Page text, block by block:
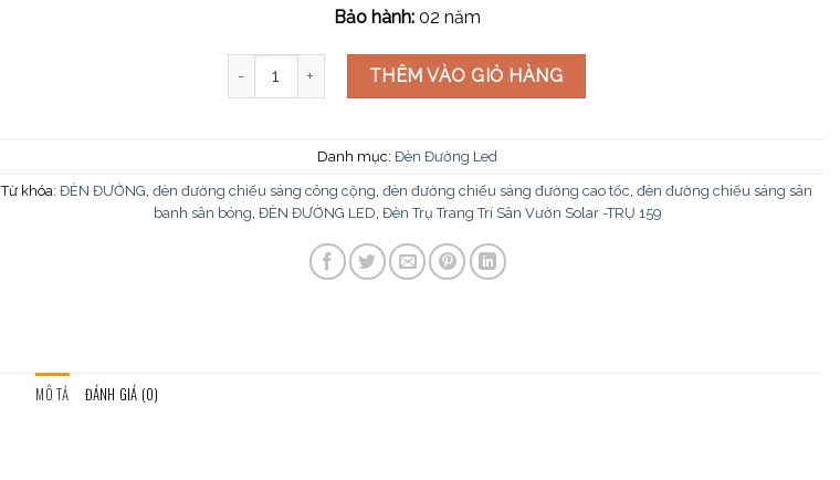
Bảo hành:02 năm
Đèn Trụ Trang Trí Sân Vườn Solar -TRỤ 159 số lượng
THÊM VÀO GIỎ HÀNG
Danh mục: Đèn Đường Led
Từ khóa: ĐÈN ĐƯỜNG đèn đường chiếu sáng công cộng đèn đường chiếu sáng đường cao tốc đèn đường chiếu sáng sân
banh sân bóng ĐÈN ĐƯỜNG LED Đèn Trụ Trang Trí Sân Vườn Solar -TRỤ 159
MÔ TẢ ĐÁNH GIÁ (0)